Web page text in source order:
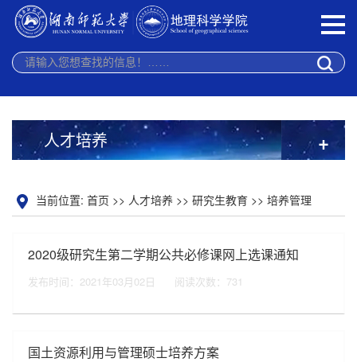
人才培养 +
当前位置: 首页 >> 人才培养 >> 研究生教育 >> 培养管理
2020级研究生第二学期公共必修课网上选课通知
发布时间：2021年03月02日 阅读次数： 731
国土资源利用与管理硕士培养方案